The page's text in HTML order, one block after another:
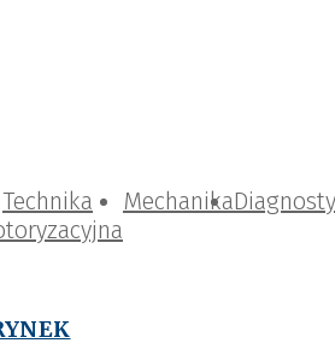
Technika
Mechanika